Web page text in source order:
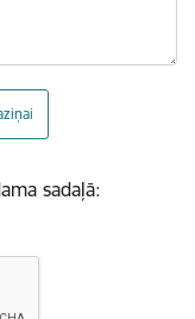
sadaļā: